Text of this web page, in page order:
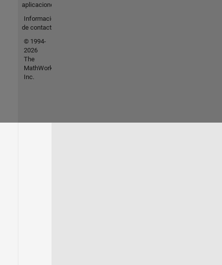
aplicaciones
Información
de contacto
© 1994-
2026
The
MathWorks,
Inc.